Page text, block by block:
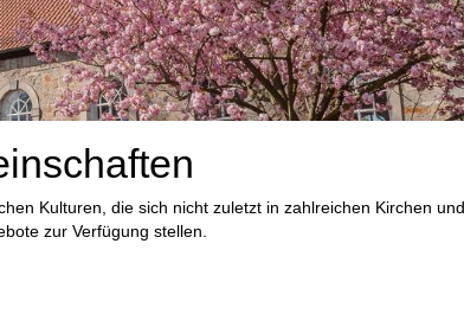
Kulturen, die sich nicht zuletzt in zahlreichen Kirchen und
zur Verfügung stellen.